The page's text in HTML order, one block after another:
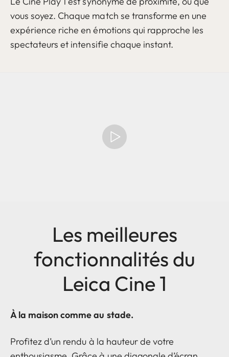
vous soyez. Chaque match se transforme en une
expérience riche en émotions qui rapproche les
spectateurs et intensifie chaque instant.
Les meilleures
fonctionnalités du
Leica Cine 1
À la maison comme au stade.
Profitez d’un rendu à la hauteur de votre